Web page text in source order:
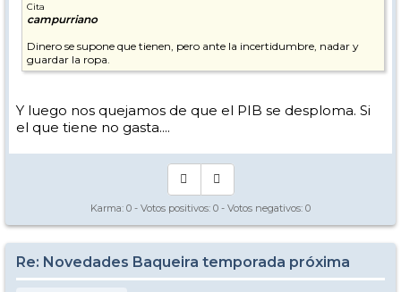
Cita
campurriano
Dinero se supone que tienen, pero ante la incertidumbre, nadar y
guardar la ropa.
Y luego nos quejamos de que el PIB se desploma. Si
el que tiene no gasta....
Karma: 0 - Votos positivos: 0 - Votos negativos: 0
Re: Novedades Baqueira temporada próxima